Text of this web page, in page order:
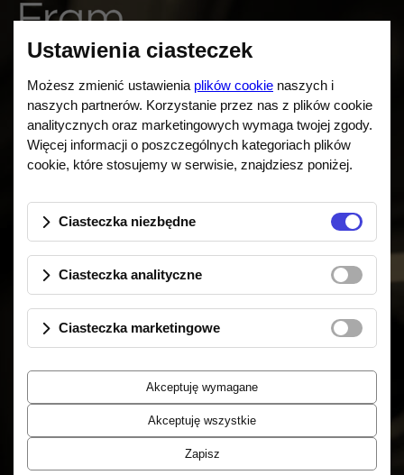
Speakers
Fram Arte Noire
Fram Arte Noire Total Black
Fram Arte
Quick contact
Digital Speakers Manufacture
Ustawienia ciasteczek
Możesz zmienić ustawienia plików cookie naszych i
naszych partnerów. Korzystanie przez nas z plików cookie
analitycznych oraz marketingowych wymaga twojej zgody.
Więcej informacji o poszczególnych kategoriach plików
cookie, które stosujemy w serwisie, znajdziesz poniżej.
Ciasteczka niezbędne
Ciasteczka analityczne
Ciasteczka marketingowe
Akceptuję wymagane
Akceptuję wszystkie
Zapisz